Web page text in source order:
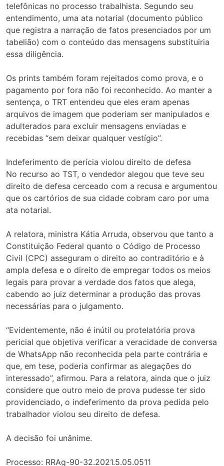
telefônicas no processo trabalhista. Segundo seu
entendimento, uma ata notarial (documento público
que registra a narração de fatos presenciados por um
tabelião) com o conteúdo das mensagens substituiria
essa diligência.
Os prints também foram rejeitados como prova, e o
pagamento por fora não foi reconhecido. Ao manter a
sentença, o TRT entendeu que eles eram apenas
arquivos de imagem que poderiam ser manipulados e
adulterados para excluir mensagens enviadas e
recebidas “sem deixar qualquer vestígio”.
Indeferimento de perícia violou direito de defesa
No recurso ao TST, o vendedor alegou que teve seu
direito de defesa cerceado com a recusa e argumentou
que os cartórios de sua cidade cobram caro por uma
ata notarial.
A relatora, ministra Kátia Arruda, observou que tanto a
Constituição Federal quanto o Código de Processo
Civil (CPC) asseguram o direito ao contraditório e à
ampla defesa e o direito de empregar todos os meios
legais para provar a verdade dos fatos que alega,
cabendo ao juiz determinar a produção das provas
necessárias para o julgamento.
“Evidentemente, não é inútil ou protelatória prova
pericial que objetiva verificar a veracidade de conversa
de WhatsApp não reconhecida pela parte contrária e
que, em tese, poderia confirmar as alegações do
interessado”, afirmou. Para a relatora, ainda que o juiz
considere que outro meio de prova pudesse ter sido
providenciado, o indeferimento da prova pedida pelo
trabalhador violou seu direito de defesa.
A decisão foi unânime.
Processo: RRAg-90-32.2021.5.05.0511